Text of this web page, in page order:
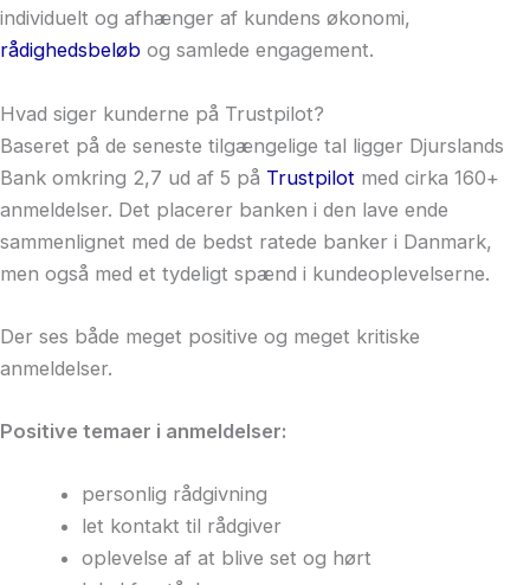
individuelt og afhænger af kundens økonomi,
rådighedsbeløb og samlede engagement.
Hvad siger kunderne på Trustpilot?
Baseret på de seneste tilgængelige tal ligger Djurslands
Bank omkring 2,7 ud af 5 på Trustpilot med cirka 160+
anmeldelser. Det placerer banken i den lave ende
sammenlignet med de bedst ratede banker i Danmark,
men også med et tydeligt spænd i kundeoplevelserne.
Der ses både meget positive og meget kritiske
anmeldelser.
Positive temaer i anmeldelser:
personlig rådgivning
let kontakt til rådgiver
oplevelse af at blive set og hørt